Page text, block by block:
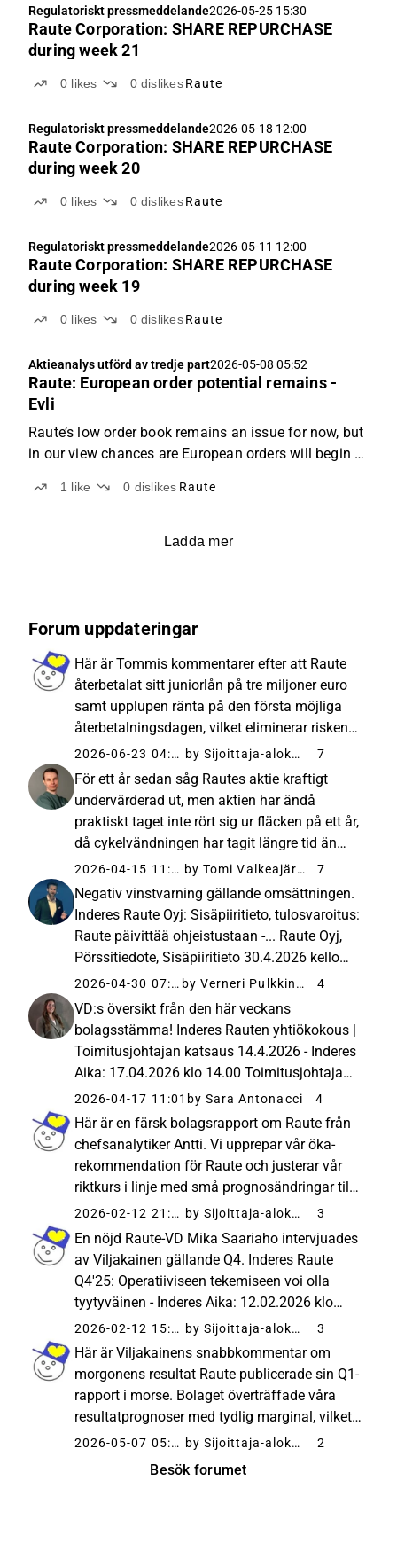
Regulatoriskt pressmeddelande2026-05-25 15:30
Raute Corporation: SHARE REPURCHASE
during week 21
0 likes 0 dislikes Raute
Regulatoriskt pressmeddelande2026-05-18 12:00
Raute Corporation: SHARE REPURCHASE
during week 20
0 likes 0 dislikes Raute
Regulatoriskt pressmeddelande2026-05-11 12:00
Raute Corporation: SHARE REPURCHASE
during week 19
0 likes 0 dislikes Raute
Aktieanalys utförd av tredje part2026-05-08 05:52
Raute: European order potential remains -
Evli
Raute’s low order book remains an issue for now, but
in our view chances are European orders will begin to
1 like 0 dislikes Raute
Ladda mer
Forum uppdateringar
Här är Tommis kommentarer efter att Raute
återbetalat sitt juniorlån på tre miljoner euro
samt upplupen ränta på den första möjliga
återbetalningsdagen, vilket eliminerar risken
för aktieutspädning. Inderes – 23 Jun 26
Rauten juniorilainan takaisinmaksu poistaa
osakelaimennuksen ...
2026-06-23 04:57 by Sijoittaja-alokas 7
För ett år sedan såg Rautes aktie kraftigt
undervärderad ut, men aktien har ändå
praktiskt taget inte rört sig ur fläcken på ett år,
då cykelvändningen har tagit längre tid än
väntat medan svackan inom byggsektorn har
fortsatt. Det har alltså inte varit någon
brådska att hoppa på...
2026-04-15 11:35 by Tomi Valkeajärvi 7
Negativ vinstvarning gällande omsättningen.
Inderes Raute Oyj: Sisäpiiritieto, tulosvaroitus:
Raute päivittää ohjeistustaan -... Raute Oyj,
Pörssitiedote, Sisäpiiritieto 30.4.2026 kello
10.55Sisäpiiritieto, tulosvaroitus: Raute
päivittää ohjeistustaan - vertailukelpoinen
käyttökate...
2026-04-30 07:57 by Verneri Pulkkinen 4
VD:s översikt från den här veckans
bolagsstämma! Inderes Rauten yhtiökokous |
Toimitusjohtajan katsaus 14.4.2026 - Inderes
Aika: 17.04.2026 klo 14.00 Toimitusjohtaja
Mika Saariahon katsaus Rauten
yhtiökokouksesta 14.4.2026.
2026-04-17 11:01 by Sara Antonacci 4
Här är en färsk bolagsrapport om Raute från
chefsanalytiker Antti. Vi upprepar vår öka-
rekommendation för Raute och justerar vår
riktkurs i linje med små prognosändringar till
16,0 euro (tid. 17,0 €). Vi lade till lite
säkerhetsmarginal i våra prognoser på grund
av ett orderingång...
2026-02-12 21:22 by Sijoittaja-alokas 3
En nöjd Raute-VD Mika Saariaho intervjuades
av Viljakainen gällande Q4. Inderes Raute
Q4'25: Operatiiviseen tekemiseen voi olla
tyytyväinen - Inderes Aika: 12.02.2026 klo
15.39 Hyvän operatiivisen tekemisen myötä
Rauten kannattavuus pysyi hyvällä tasolla
vaikka liikevaihto laski ...
2026-02-12 15:23 by Sijoittaja-alokas 3
Här är Viljakainens snabbkommentar om
morgonens resultat Raute publicerade sin Q1-
rapport i morse. Bolaget överträffade våra
resultatprognoser med tydlig marginal, vilket
berodde på en onormalt hög lönsamhet i
2026-05-07 05:56 by Sijoittaja-alokas 2
Besök forumet